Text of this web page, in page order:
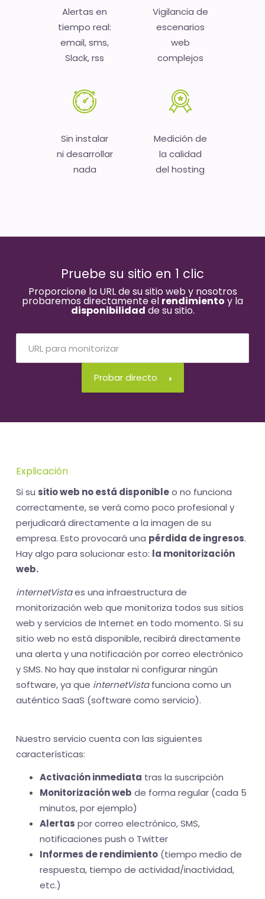
Alertas en
tiempo real:
email, sms,
Slack, rss
Vigilancia de
escenarios
web
complejos
Sin instalar
ni desarrollar
nada
Medición de
la calidad
del hosting
Pruebe su sitio en 1 clic
Proporcione la URL de su sitio web y nosotros
probaremos directamente el rendimiento y la
disponibilidad de su sitio.
Probar directo
Explicación
Si su sitio web no está disponibleo no funciona
correctamente, se verá como poco profesional y
perjudicará directamente a la imagen de su
empresa. Esto provocará una pérdida de ingresos.
Hay algo para solucionar esto: la monitorización
web.
internetVistaes una infraestructura de
monitorización web que monitoriza todos sus sitios
web y servicios de Internet en todo momento. Si su
sitio web no está disponible, recibirá directamente
una alerta y una notificación por correo electrónico
y SMS. No hay que instalar ni configurar ningún
software, ya que internetVistafunciona como un
auténtico SaaS (software como servicio).
Nuestro servicio cuenta con las siguientes
características:
Activación inmediata tras la suscripción
Monitorización web de forma regular (cada 5
minutos, por ejemplo)
Alertas por correo electrónico, SMS,
notificaciones push o Twitter
Informes de rendimiento (tiempo medio de
respuesta, tiempo de actividad/inactividad,
etc.)